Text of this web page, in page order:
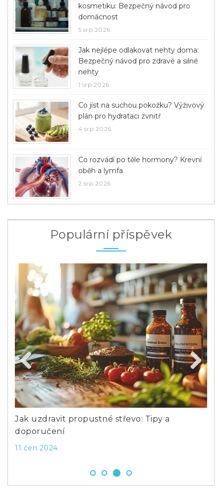
kosmetiku: Bezpečný návod pro
domácnost
5 srp 2026
Jak nejlépe odlakovat nehty doma:
Bezpečný návod pro zdravé a silné
nehty
1 srp 2026
Co jíst na suchou pokožku? Výživový
plán pro hydrataci zvnitř
4 srp 2026
Co rozvádí po těle hormony? Krevní
oběh a lymfa
2 srp 2026
Populární příspěvek
Jak uzdravit propustné střevo: Tipy a
doporučení
11 čen 2024
Previous Next